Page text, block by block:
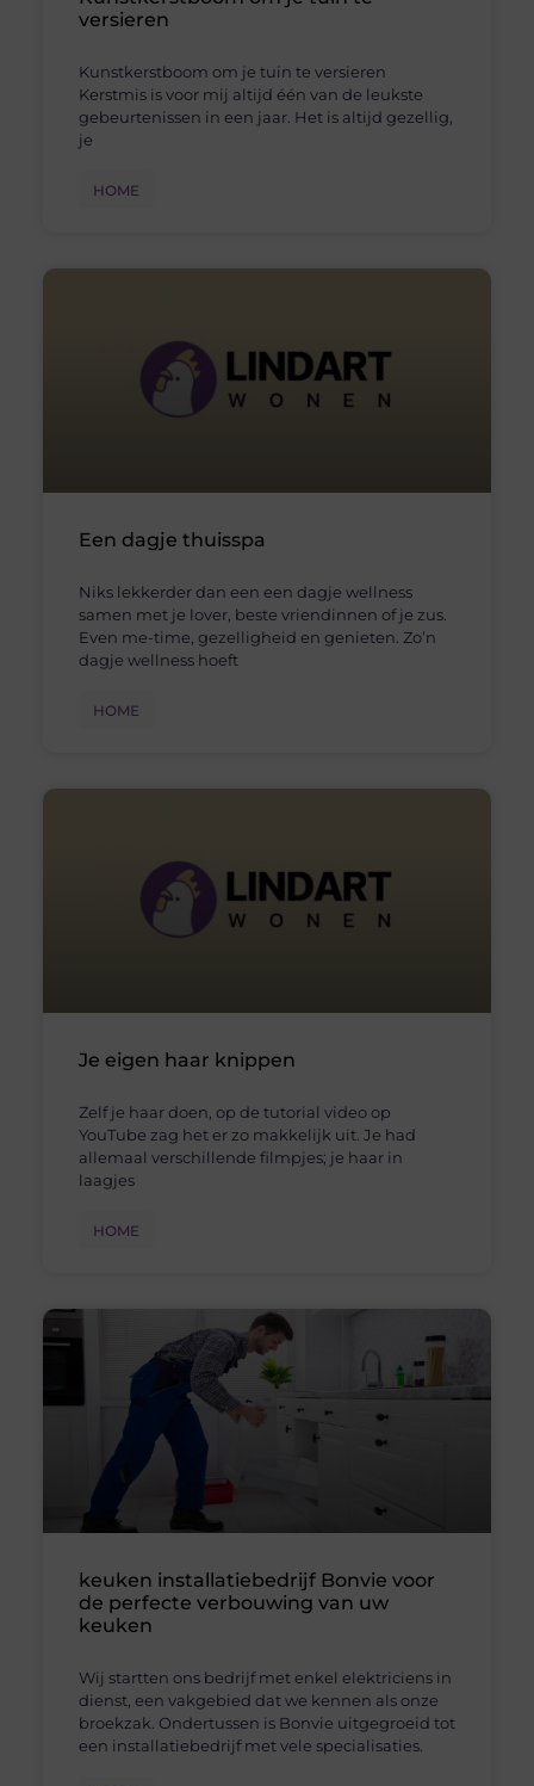
versieren
Kunstkerstboom om je tuin te versieren
Kerstmis is voor mij altijd één van de leukste
gebeurtenissen in een jaar. Het is altijd gezellig,
je
HOME
Een dagje thuisspa
Niks lekkerder dan een een dagje wellness
samen met je lover, beste vriendinnen of je zus.
Even me-time, gezelligheid en genieten. Zo’n
dagje wellness hoeft
HOME
Je eigen haar knippen
Zelf je haar doen, op de tutorial video op
YouTube zag het er zo makkelijk uit. Je had
allemaal verschillende filmpjes; je haar in
laagjes
HOME
keuken installatiebedrijf Bonvie voor
de perfecte verbouwing van uw
keuken
Wij startten ons bedrijf met enkel elektriciens in
dienst, een vakgebied dat we kennen als onze
broekzak. Ondertussen is Bonvie uitgegroeid tot
een installatiebedrijf met vele specialisaties.